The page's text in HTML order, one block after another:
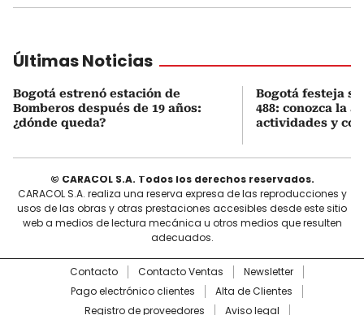
Últimas Noticias
Bogotá estrenó estación de
Bomberos después de 19 años:
¿dónde queda?
Bogotá festeja
488: conozca la
actividades y
© CARACOL S.A. Todos los derechos reservados.
CARACOL S.A. realiza una reserva expresa de las reproducciones y
usos de las obras y otras prestaciones accesibles desde este sitio
web a medios de lectura mecánica u otros medios que resulten
adecuados.
Contacto Contacto Ventas
Newsletter
Pago electrónico clientes
Alta de Clientes
Registro de proveedores
Aviso legal